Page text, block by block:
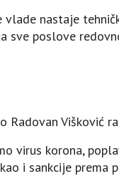
nastaje
sve poslove
Radovan Višković
virus korona,
i sankcije prema